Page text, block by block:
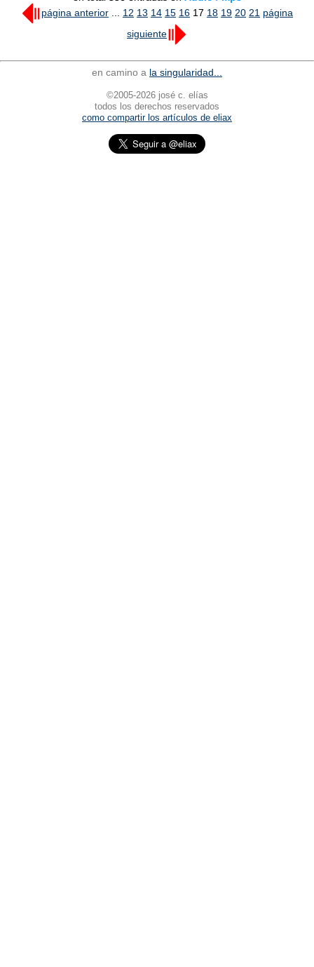
página anterior
12 13 14 15 16 17 18 19 20 21 página
siguiente
en camino a la singularidad...
©2005-2026 josé c. elías
todos los derechos reservados
como compartir los artículos de eliax